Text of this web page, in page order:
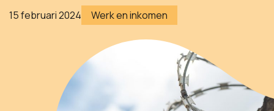
15 februari 2024 Werk en inkomen